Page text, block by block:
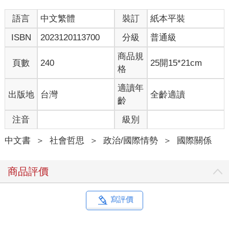
我們就以二○二○年破天荒的油價大跌為例。
二○二○年二月，全球疫情大爆發，各國宣布關閉邊境，飛機停
飛，郵輪停駛。隨著經濟活動逐漸停擺，全球的石油需求也跟著
降低。畢竟都不出門了，哪還需要加油呢？當需求降低，價格也
就會跟著下調。全球石油價格慢慢從一桶八十美元，跌價到一桶
四十美元，攔腰折半。以上是需求者造成的跌價。但要注意，這
還不是壓垮油價的最後一根稻草，沙烏地阿拉伯和俄羅斯的吵架
才是。
沙烏地阿拉伯是石油輸出國組織（OPEC）的主導者。這個組織
規範各個石油輸出國的售出價格是高是低、要輸出多少桶，目的
是為了鞏固這些石油國家的共同利益，避免有某個國家刻意削價
鏡頭轉到另一個主角──俄羅斯。俄羅斯也是石油大國，卻不在
隊，稱做「non-OPEC」。有一天，OPEC和non-OPEC在聊天，
他們突然靈機一動，發現欸如果我們兩邊都少生產一些，維持市
語言 中文繁體 裝訂
紙本平裝
ISBN
2023120113700 分級 普通級
頁數 240
商品規
格
25開15*21cm
出版地 台灣
適讀年
齡
全齡適讀
注音 級別
中文書 ＞ 社會哲思 ＞ 政治/國際情勢 ＞ 國際關係
商品評價
寫評價